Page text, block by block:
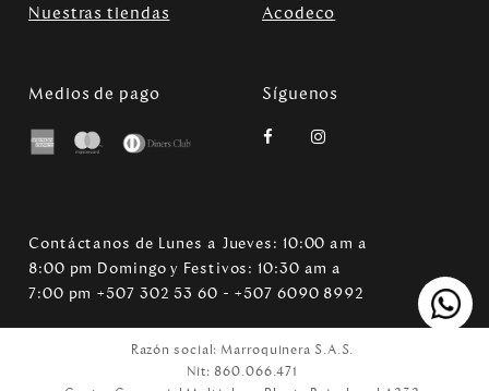
Nuestras tiendas Acodeco
Medios de pago Síguenos
Contáctanos de Lunes a Jueves: 10:00 am a
8:00 pm Domingo y Festivos: 10:30 am a
7:00 pm +507 302 53 60 - +507 6090 8992
Razón social: Marroquinera S.A.S.
Nit: 860.066.471